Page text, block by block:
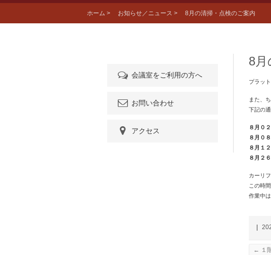
ホーム > お知らせ／ニュース > 8月の清掃・点検のご案内
8月
プラッ
また、
下記の
８ 月０２
８月０
８月１２
８月２
カーリ
この時
作業中
← １
会議室をご利用の方へ
お問い合わせ
アクセス